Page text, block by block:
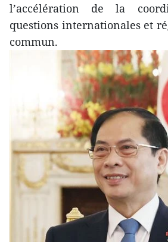
l’accélération de la
questions internationales et
commun.